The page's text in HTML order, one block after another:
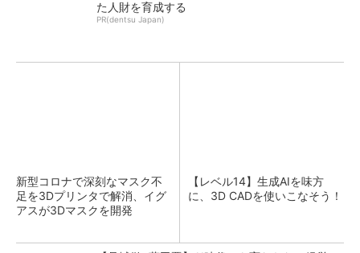
た人財を育成する
PR(dentsu Japan)
新型コロナで深刻なマスク不
足を3Dプリンタで解消、イグ
アスが3Dマスクを開発
【レベル14】生成AIを味方
に、3D CADを使いこなそう！